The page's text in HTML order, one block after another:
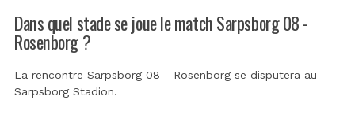
Dans quel stade se joue le match Sarpsborg 08 -
Rosenborg ?
La rencontre Sarpsborg 08 - Rosenborg se disputera au
Sarpsborg Stadion.